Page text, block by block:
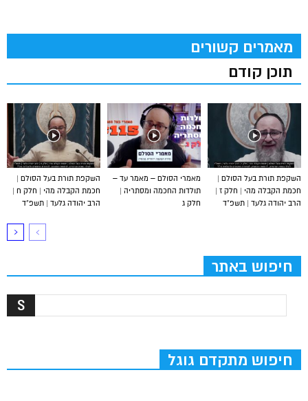
מאמרים קשורים
תוכן קודם
השקפת תורת בעל הסולם |
חכמת הקבלה מהי | חלק ח |
הרב יהודה גלעד | תשפ”ד
מאמרי הסולם – מאמר עד –
תולדות החכמה ומסתריה |
חלק ג
השקפת תורת בעל הסולם |
חכמת הקבלה מהי | חלק ז |
הרב יהודה גלעד | תשפ”ד
חיפוש באתר
חיפוש מתקדם גוגל